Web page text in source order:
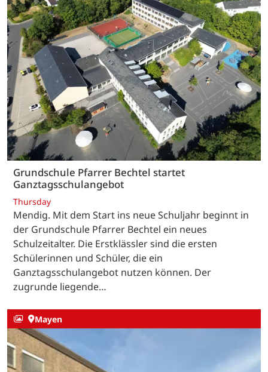
Grundschule Pfarrer Bechtel startet
Ganztagsschulangebot
Thursday
Mendig. Mit dem Start ins neue Schuljahr beginnt in
der Grundschule Pfarrer Bechtel ein neues
Schulzeitalter. Die Erstklässler sind die ersten
Schülerinnen und Schüler, die ein
Ganztagsschulangebot nutzen können. Der
zugrunde liegende…
Mayen